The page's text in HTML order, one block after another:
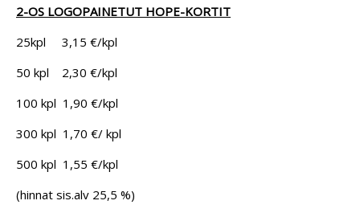
2-OS LOGOPAINETUT HOPE-KORTIT
25kpl 3,15 €/kpl
50 kpl 2,30 €/kpl
100 kpl 1,90 €/kpl
300 kpl 1,70 €/ kpl
500 kpl 1,55 €/kpl
(hinnat sis.alv 25,5 %)